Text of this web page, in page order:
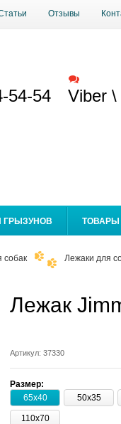
Отзывы
54-54 Viber
ГРЫЗУНОВ
собак Лежаки для
Лежак
Артикул: 37330
Размер:
65х40
50х35
110х70